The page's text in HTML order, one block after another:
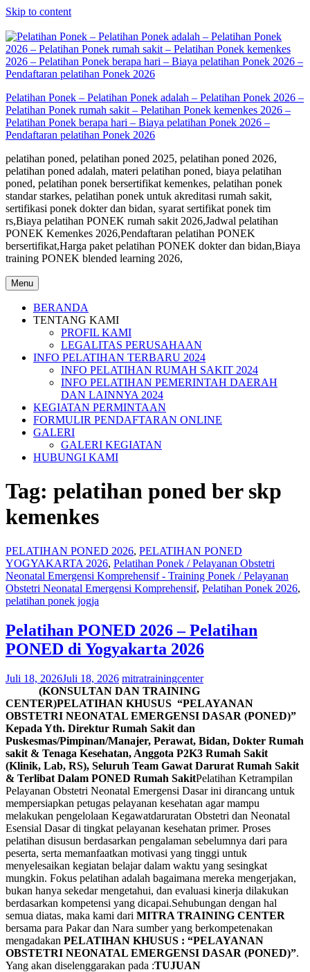
Skip to content
Pelatihan Ponek – Pelatihan Ponek adalah – Pelatihan Ponek 2026 –
Pelatihan Ponek rumah sakit – Pelatihan Ponek kemenkes 2026 –
Pelatihan Ponek berapa hari – Biaya pelatihan Ponek 2026 –
Pendaftaran pelatihan Ponek 2026
pelatihan poned, pelatihan poned 2025, pelatihan poned 2026,
pelatihan poned adalah, materi pelatihan poned, biaya pelatihan
poned, pelatihan ponek bersertifikat kemenkes, pelatihan ponek
standar starkes, pelatihan ponek untuk akreditasi rumah sakit,
sertifikasi ponek dokter dan bidan, syarat sertifikat ponek tim
rs,Biaya pelatihan PONEK rumah sakit 2026,Jadwal pelatihan
PONEK Kemenkes 2026,Pendaftaran pelatihan PONEK
bersertifikat,Harga paket pelatihan PONEK dokter dan bidan,Biaya
training PONEK blended learning 2026,
Menu
BERANDA
TENTANG KAMI
PROFIL KAMI
LEGALITAS PERUSAHAAN
INFO PELATIHAN TERBARU 2024
INFO PELATIHAN RUMAH SAKIT 2024
INFO PELATIHAN PEMERINTAH DAERAH
DAN LAINNYA 2024
KEGIATAN PERMINTAAN
FORMULIR PENDAFTARAN ONLINE
GALERI
GALERI KEGIATAN
HUBUNGI KAMI
Tag: pelatihan poned ber skp
kemenkes
PELATIHAN PONED 2026, PELATIHAN PONED
YOGYAKARTA 2026, Pelatihan Ponek / Pelayanan Obstetri
Neonatal Emergensi Komprehensif - Training Ponek / Pelayanan
Obstetri Neonatal Emergensi Komprehensif, Pelatihan Ponek 2026,
pelatihan ponek jogja
Pelatihan PONED 2026 – Pelatihan
PONED di Yogyakarta 2026
Juli 18, 2026Juli 18, 2026 mitratrainingcenter
(KONSULTAN DAN TRAINING
CENTER)PELATIHAN KHUSUS “PELAYANAN
OBSTETRI NEONATAL EMERGENSI DASAR (PONED)”
Kepada Yth. Direktur Rumah Sakit dan
Puskesmas/Pimpinan/Manajer, Perawat, Bidan, Dokter Rumah
sakit & Tenaga Kesehatan, Anggota P2K3 Rumah Sakit
(Klinik, Lab, RS), Seluruh Team Gawat Darurat Rumah Sakit
& Terlibat Dalam PONED Rumah SakitPelatihan Ketrampilan
Pelayanan Obstetri Neonatal Emergensi Dasar ini dirancang untuk
mempersiapkan petugas pelayanan kesehatan agar mampu
melakukan pengelolaan Kegawatdaruratan Obstetri dan Neonatal
Esensial Dasar di tingkat pelayanan kesehatan primer. Proses
pelatihan disusun berdasarkan pengalaman sebelumnya dari para
peserta, serta memanfaatkan motivasi yang tinggi untuk
menyelesaikan kegiatan belajar dalam waktu yang sesingkat
mungkin. Fokus pelatihan adalah bagaimana mereka mengerjakan,
bukan hanya sekedar mengetahui, dan evaluasi kinerja dilakukan
berdasarkan kompetensi yang dicapai.Sehubungan dengan hal
semua diatas, maka kami dari MITRA TRAINING CENTER
bersama para Pakar dan Nara sumber yang berkompetenakan
mengadakan PELATIHAN KHUSUS : “PELAYANAN
OBSTETRI NEONATAL EMERGENSI DASAR (PONED)”.
Yang akan diselenggarakan pada :TUJUAN